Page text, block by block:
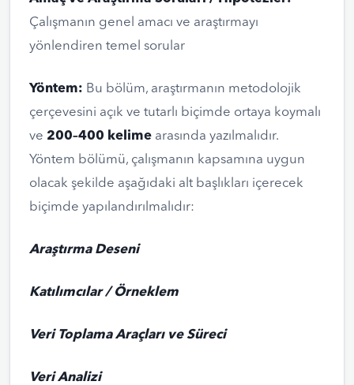
Çalışmanın genel amacı ve araştırmayı
yönlendiren temel sorular
Yöntem: Bu bölüm, araştırmanın metodolojik
çerçevesini açık ve tutarlı biçimde ortaya koymalı
ve 200–400 kelime arasında yazılmalıdır.
Yöntem bölümü, çalışmanın kapsamına uygun
olacak şekilde aşağıdaki alt başlıkları içerecek
biçimde yapılandırılmalıdır:
Araştırma Deseni
Katılımcılar / Örneklem
Veri Toplama Araçları ve Süreci
Veri Analizi